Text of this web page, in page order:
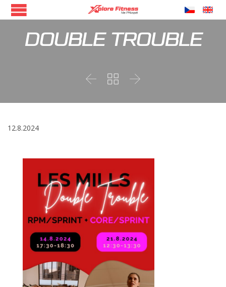
DOUBLE TROUBLE
  
12.8.2024